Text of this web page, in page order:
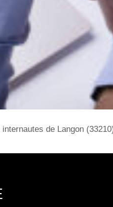
de Langon